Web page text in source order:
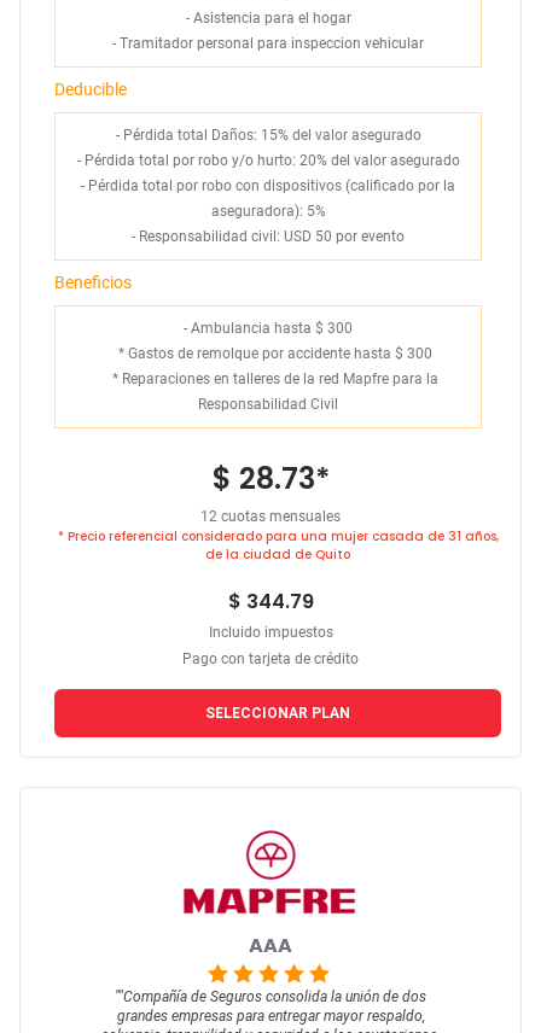
- Asistencia para el hogar
- Tramitador personal para inspeccion vehicular
Deducible
- Pérdida total Daños: 15% del valor asegurado
- Pérdida total por robo y/o hurto: 20% del valor asegurado
- Pérdida total por robo con dispositivos (calificado por la
aseguradora): 5%
- Responsabilidad civil: USD 50 por evento
Beneficios
- Ambulancia hasta $ 300
* Gastos de remolque por accidente hasta $ 300
* Reparaciones en talleres de la red Mapfre para la
Responsabilidad Civil
$ 28.73*
12 cuotas mensuales
* Precio referencial considerado para una mujer casada de 31 años,
de la ciudad de Quito
$ 344.79
Incluido impuestos
Pago con tarjeta de crédito
SELECCIONAR PLAN
AAA
""Compañía de Seguros consolida la unión de dos
grandes empresas para entregar mayor respaldo,